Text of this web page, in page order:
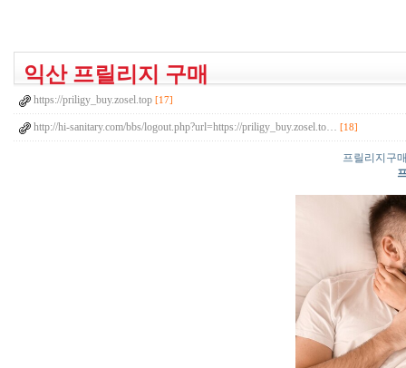
익산 프릴리지 구매
https://priligy_buy.zosel.top [17]
http://hi-sanitary.com/bbs/logout.php?url=https://priligy_buy.zosel.to… [18]
프릴리지구